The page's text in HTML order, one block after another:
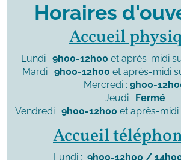
Horaires
Accueil
Lundi : 9h00-12h00 et après-midi
Mardi : 9h00-12h00 et après-midi
Mercredi : 9h00-
Jeudi : Fermé
Vendredi : 9h00-12h00 et après-
Accueil
Lundi : 9h00-12h00 /